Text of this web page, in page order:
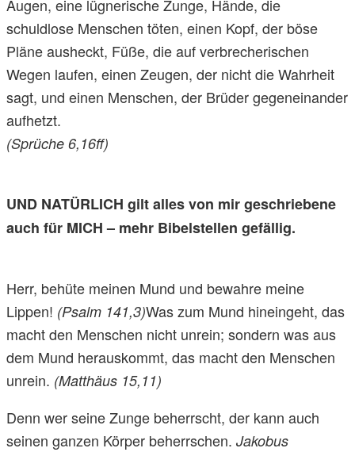
Augen, eine lügnerische Zunge, Hände, die
schuldlose Menschen töten, einen Kopf, der böse
Pläne ausheckt, Füße, die auf verbrecherischen
Wegen laufen, einen Zeugen, der nicht die Wahrheit
sagt, und einen Menschen, der Brüder gegeneinander
aufhetzt.
(Sprüche 6,16ff)
UND NATÜRLICH gilt alles von mir geschriebene
auch für MICH – mehr Bibelstellen gefällig.
Herr, behüte meinen Mund und bewahre meine
Lippen! (Psalm 141,3)Was zum Mund hineingeht, das
macht den Menschen nicht unrein; sondern was aus
dem Mund herauskommt, das macht den Menschen
unrein. (Matthäus 15,11)
Denn wer seine Zunge beherrscht, der kann auch
seinen ganzen Körper beherrschen. Jakobus